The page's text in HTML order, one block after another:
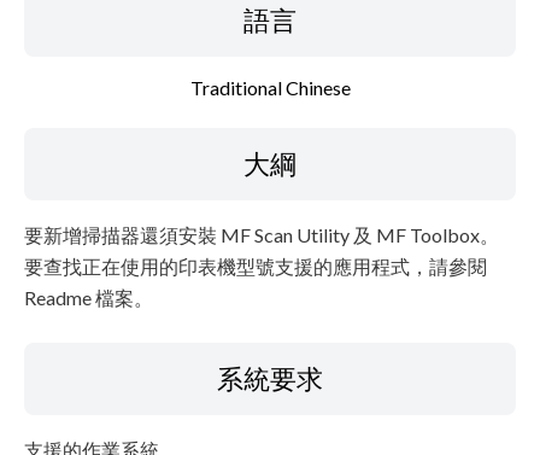
語言
Traditional Chinese
大綱
要新增掃描器還須安裝 MF Scan Utility 及 MF Toolbox。
要查找正在使用的印表機型號支援的應用程式，請參閱
Readme 檔案。
系統要求
支援的作業系統